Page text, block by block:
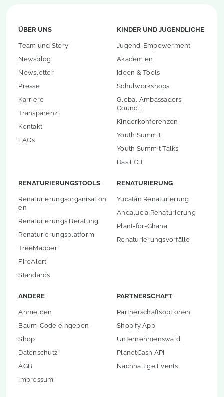
ÜBER UNS
Team und Story
Newsblog
Newsletter
Presse
Karriere
Transparenz
Kontakt
FAQs
KINDER UND JUGENDLICHE
Jugend-Empowerment
Akademien
Ideen & Tools
Schulworkshops
Global Ambassadors
Council
Kinderkonferenzen
Youth Summit
Youth Summit Talks
Das FÖJ
RENATURIERUNGSTOOLS
Renaturierungsorganisation
en
Renaturierungs Beratung
Renaturierungsplatform
TreeMapper
FireAlert
Standards
RENATURIERUNG
Yucatán Renaturierung
Andalucia Renaturierung
Plant-for-Ghana
Renaturierungsvorfälle
ANDERE
Anmelden
Baum-Code eingeben
Shop
Datenschutz
AGB
Impressum
PARTNERSCHAFT
Partnerschaftsoptionen
Shopify App
Unternehmenswald
PlanetCash API
Nachhaltige Events